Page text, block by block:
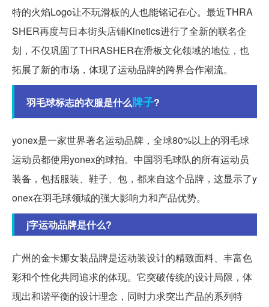
特的火焰Logo让不玩滑板的人也能铭记在心。最近THRA
SHER再度与日本街头店铺Kinetics进行了全新的联名企
划，不仅巩固了THRASHER在滑板文化领域的地位，也
拓展了新的市场，体现了运动品牌的跨界合作潮流。
羽毛球标志的衣服是什么牌子?
yonex是一家世界著名运动品牌，全球80%以上的羽毛球
运动员都使用yonex的球拍。中国羽毛球队的所有运动员
装备，包括服装、鞋子、包，都来自这个品牌，这显示了y
onex在羽毛球领域的强大影响力和产品优势。
j字运动品牌是什么?
广州的金卡娜女装品牌是运动装设计的精致面料、丰富色
彩和个性化共同追求的体现。它突破传统的设计局限，体
现出和谐平衡的设计理念，同时力求突出产品的系列特